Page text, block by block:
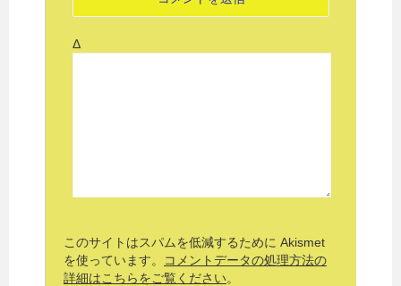
Δ
このサイトはスパムを低減するために Akismet
を使っています。
コメントデータの処理方法の
詳細はこちらをご覧ください。